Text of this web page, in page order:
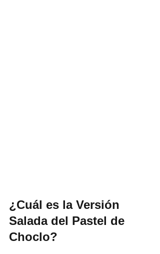
¿Cuál es la Versión
Salada del Pastel de
Choclo?